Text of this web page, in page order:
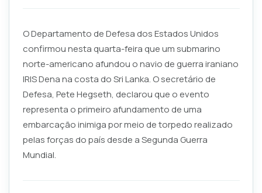
O Departamento de Defesa dos Estados Unidos
confirmou nesta quarta-feira que um submarino
norte-americano afundou o navio de guerra iraniano
IRIS Dena na costa do Sri Lanka. O secretário de
Defesa, Pete Hegseth, declarou que o evento
representa o primeiro afundamento de uma
embarcação inimiga por meio de torpedo realizado
pelas forças do país desde a Segunda Guerra
Mundial.